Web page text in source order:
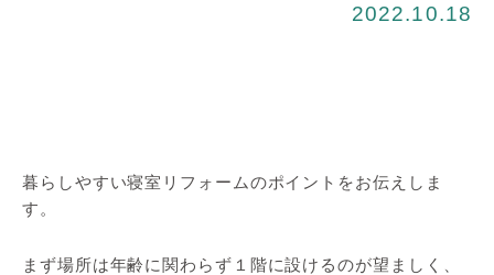
2022.10.18
暮らしやすい寝室リフォームのポイントをお伝えしま
す。
まず場所は年齢に関わらず１階に設けるのが望ましく、